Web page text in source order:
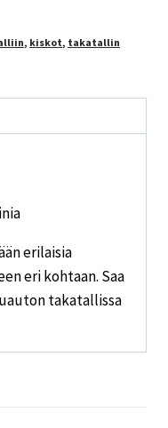
, kiskot, takatallin
erilaisia
eri kohtaan. Saa
takatallissa